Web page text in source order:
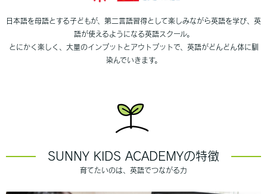
日本語を母語とする子どもが、第二言語習得として楽しみながら英語を学び、英
語が使えるようになる英語スクール。
とにかく楽しく、大量のインプットとアウトプットで、英語がどんどん体に馴
染んでいきます。
SUNNY KIDS ACADEMYの特徴
育てたいのは、英語でつながる力